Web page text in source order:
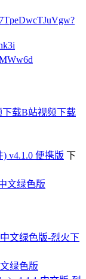
下载B站视频下载
) v4.1.0 便携版 下
文绿色版
绿色版